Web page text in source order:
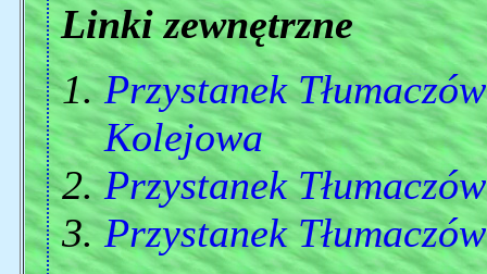
Linki zewnętrzne
Przystanek Tłumaczów
Kolejowa
Przystanek Tłumaczów
Przystanek Tłumaczów